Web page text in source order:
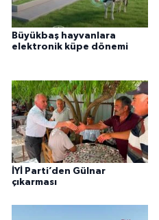
Büyükbaş hayvanlara
elektronik küpe dönemi
İYİ Parti’den Gülnar
çıkarması